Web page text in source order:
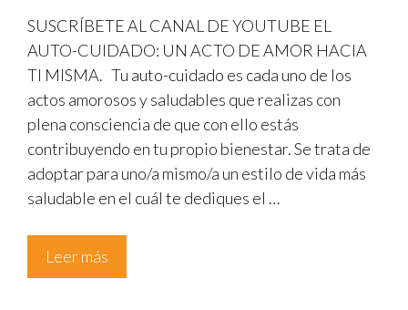
SUSCRÍBETE AL CANAL DE YOUTUBE EL
AUTO-CUIDADO: UN ACTO DE AMOR HACIA
TI MISMA. Tu auto-cuidado es cada uno de los
actos amorosos y saludables que realizas con
plena consciencia de que con ello estás
contribuyendo en tu propio bienestar. Se trata de
adoptar para uno/a mismo/a un estilo de vida más
saludable en el cuál te dediques el …
Leer más